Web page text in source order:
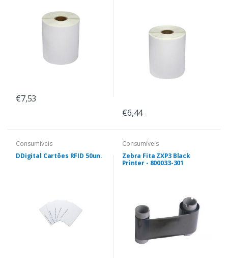
€7,53
€6,44
Consumíveis
DDigital Cartões RFID 50un.
Consumíveis
Zebra Fita ZXP3 Black
Printer - 800033-301